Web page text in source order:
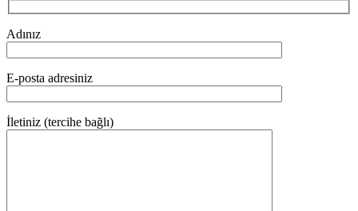
Adınız
E-posta adresiniz
İletiniz (tercihe bağlı)